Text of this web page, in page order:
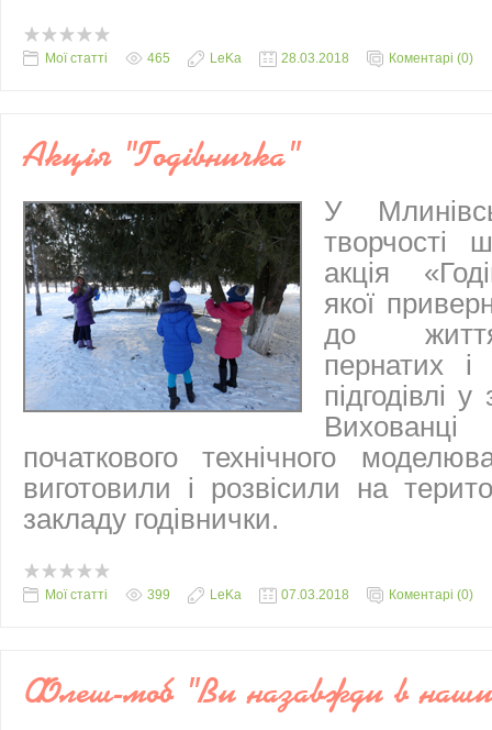
Мої статті 465 LeKa 28.03.2018 Коментарі (0)
Акція "Годівничка"
У
творчості
акція
якої
до
пернатих і
підгодівлі
початкового технічного
виготовили і розвісили на
закладу годівнички.
Мої статті 399 LeKa 07.03.2018 Коментарі (0)
Флеш-моб "Ви назавжди в